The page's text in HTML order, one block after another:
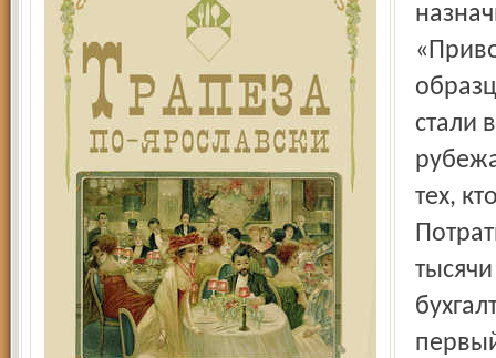
стали
тех,